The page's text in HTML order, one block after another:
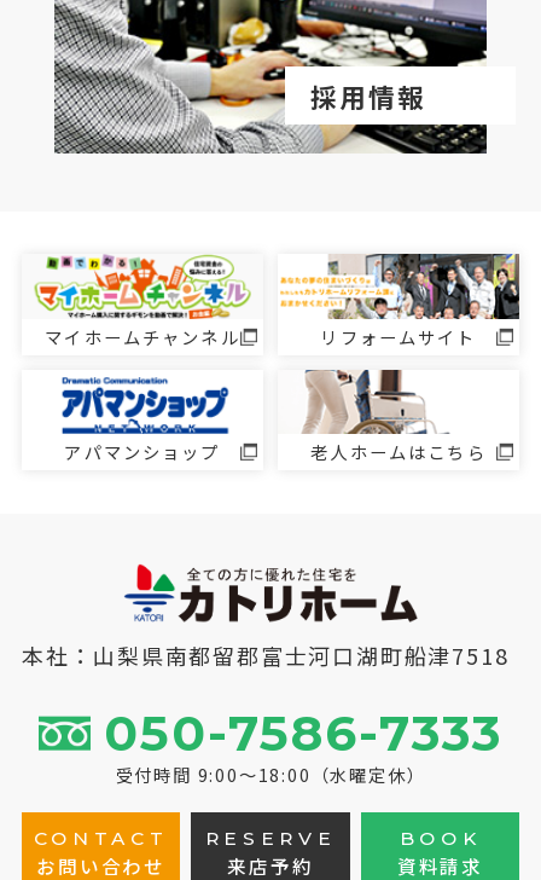
採用情報
マイホームチャンネル リフォームサイト
アパマンショップ 老人ホームはこちら
本社：山梨県南都留郡富士河口湖町船津7518
050-7586-7333
受付時間 9:00～18:00（水曜定休）
CONTACT
お問い合わせ
RESERVE
来店予約
BOOK
資料請求